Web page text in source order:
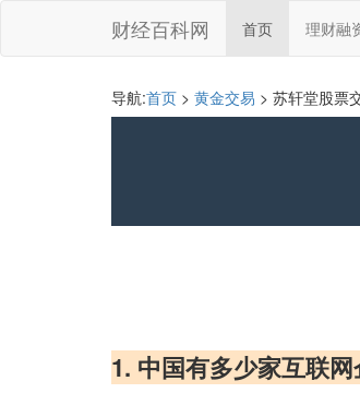
财经百科网 首页 理财融
导航:首页 > 黄金交易 > 苏轩堂股票
1. 中国有多少家互联